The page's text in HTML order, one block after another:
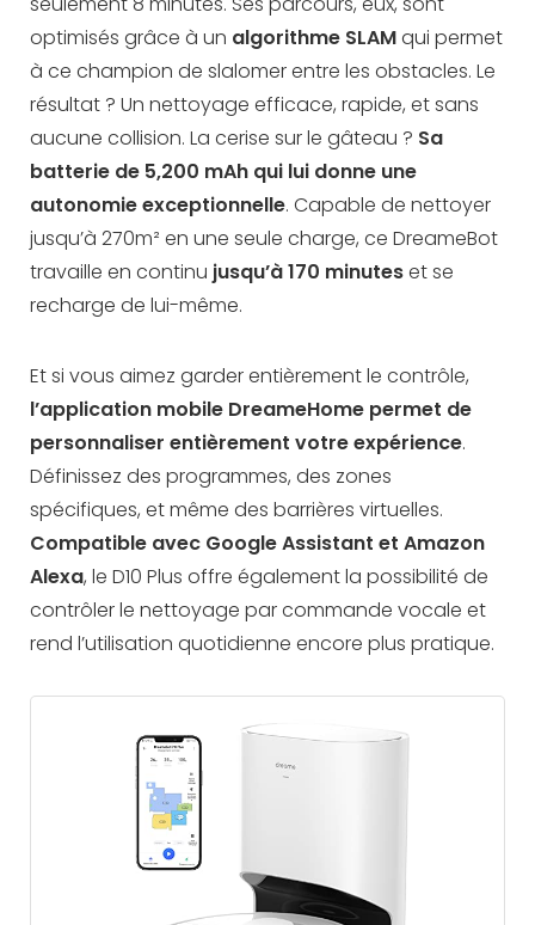
optimisés grâce à un algorithme SLAMqui permet
à ce champion de slalomer entre les obstacles. Le
résultat ? Un nettoyage efficace, rapide, et sans
aucune collision. La cerise sur le gâteau ? Sa
batterie de 5,200 mAh qui lui donne une
autonomie exceptionnelle. Capable de nettoyer
jusqu’à 270m² en une seule charge, ce DreameBot
travaille en continu jusqu’à 170 minuteset se
recharge de lui-même.
Et si vous aimez garder entièrement le contrôle,
l’application mobile DreameHome permet de
personnaliser entièrement votre expérience.
Définissez des programmes, des zones
spécifiques, et même des barrières virtuelles.
Compatible avec Google Assistant et Amazon
Alexa, le D10 Plus offre également la possibilité de
contrôler le nettoyage par commande vocale et
rend l’utilisation quotidienne encore plus pratique.